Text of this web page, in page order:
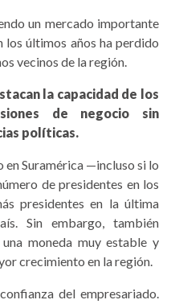
un mercado importante
los últimos años ha perdido
vecinos de la región.
la capacidad de los
de negocio sin
políticas.
en Suramérica —incluso si lo
de presidentes en los
presidentes en la última
Sin embargo, también
moneda muy estable y
crecimiento en la región.
del empresariado.